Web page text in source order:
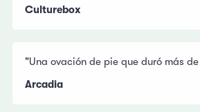
Culturebox
"Una ovación de pie que duró más
Arcadia